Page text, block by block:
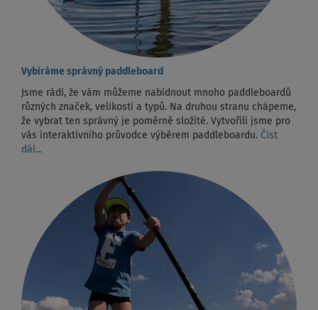
Vybíráme správný paddleboard
Jsme rádi, že vám můžeme nabídnout mnoho paddleboardů
různých značek, velikostí a typů. Na druhou stranu chápeme,
že vybrat ten správný je poměrně složité. Vytvořili jsme pro
vás interaktivního průvodce výběrem paddleboardu. Číst
dál...